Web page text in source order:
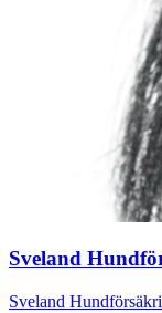
Sveland
Sveland